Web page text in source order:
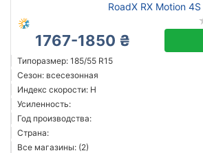
RoadX RX Motion 4S
1767-1850 ₴
Типоразмер: 185/55 R15
Сезон: всесезонная
Индекс скорости: H
Усиленность:
Год производства:
Страна:
Все магазины: (2)